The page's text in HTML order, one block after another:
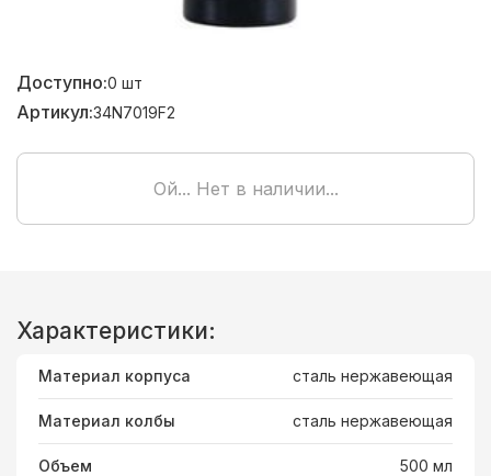
Доступно:0 шт
Артикул:34N7019F2
Ой... Нет в наличии...
Характеристики:
Материал корпуса сталь нержавеющая
Материал колбы сталь нержавеющая
Объем 500 мл